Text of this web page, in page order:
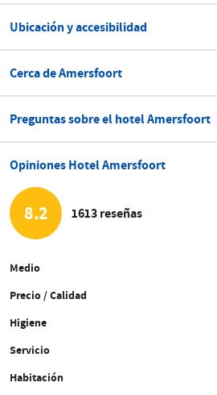
Ubicación y accesibilidad
Cerca de Amersfoort
Preguntas sobre el hotel Amersfoort
Opiniones Hotel Amersfoort
8.2 1613 reseñas
Medio
Precio / Calidad
Higiene
Servicio
Habitación